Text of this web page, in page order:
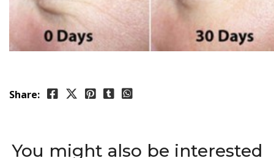
Share:
You might also be interested